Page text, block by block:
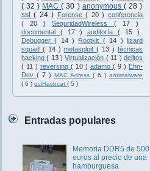
( 32 ) MAC( 30 ) anonymous ( 28 )
ssl( 24 ) Forense( 20 ) conferencia
( 20 )SeguridadWireless ( 17 )
documental ( 17 ) auditoría ( 15 )
Debugger( 14 ) Rootkit ( 14 ) lizard
squad ( 14 )metasploit( 13 ) técnicas
hacking( 13 )Virtualización ( 11 ) delitos
( 11 ) reversing ( 10 ) adamo ( 9 ) Ehn-
Dev ( 7 ) MAC Adress ( 6 ) antimalware
( 6 ) oclHashcat ( 5 )
Entradas populares
Memoria DDR5 de 500
euros al precio de una
hamburguesa